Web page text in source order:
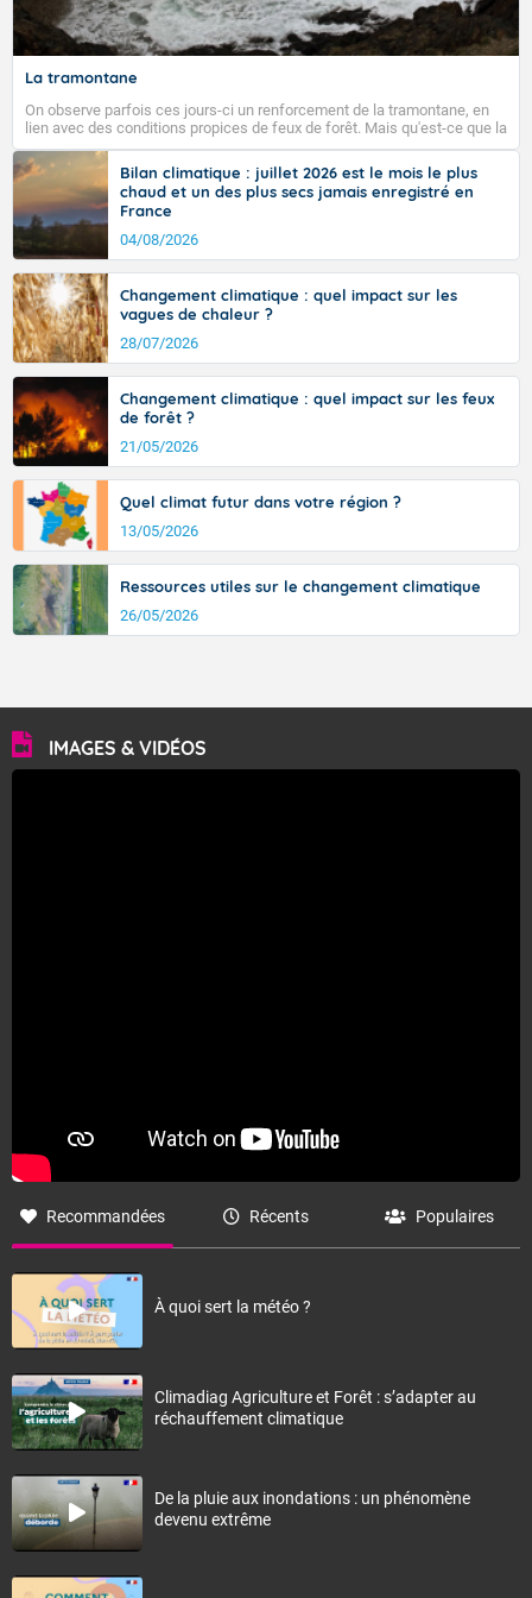
La tramontane
On observe parfois ces jours-ci un renforcement de la tramontane, en
lien avec des conditions propices de feux de forêt. Mais qu'est-ce que la
tramontane ? Quelles sont ses caractéristiques ? La tramontane est un
vent turbulent soufflant de secteur nord-ouest à nord, ou ouest à nord-
ouest, dans un secteur qui part du Roussillon à la vallée de l’Aude et à
l’ouest de l’Hérault. L’étymologie de ce vent vient du latin trasmontanus,
signifiant au-delà des monts, en allusion aux régions montagneuses
d’où provient ce vent.
Bilan climatique : juillet 2026 est le mois le plus
chaud et un des plus secs jamais enregistré en
France
04/08/2026
Changement climatique : quel impact sur les
vagues de chaleur ?
28/07/2026
Changement climatique : quel impact sur les feux
de forêt ?
21/05/2026
Quel climat futur dans votre région ?
13/05/2026
Ressources utiles sur le changement climatique
26/05/2026
IMAGES & VIDÉOS
Recommandées Récents Populaires
À quoi sert la météo ?
Climadiag Agriculture et Forêt : s’adapter au
réchauffement climatique
De la pluie aux inondations : un phénomène
devenu extrême